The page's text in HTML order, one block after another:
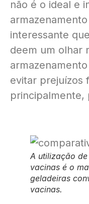
não é o ideal e
interessante
deem um olhar
evitar prejuízos
principalmente,
A utilização
vacinas é o
geladeiras
vacinas.